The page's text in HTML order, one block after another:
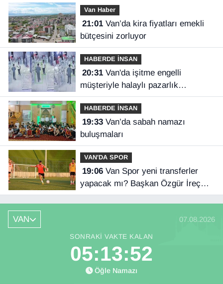
Van Haber
21:01Van’da kira fiyatları emekli
bütçesini zorluyor
HABERDE İNSAN
20:31Van'da işitme engelli
müşteriyle halaylı pazarlık
gülümsetti
HABERDE İNSAN
19:33Van’da sabah namazı
buluşmaları
VAN'DA SPOR
19:06Van Spor yeni transferler
yapacak mı? Başkan Özgür İreç
İlhan açıkladı
VAN 07.08.2026
SONRAKI VAKTE KALAN
05:13:52
Öğle Namazı